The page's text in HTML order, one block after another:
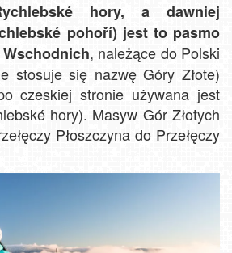
hory, a dawniej
pohoří) jest to pasmo
, należące do Polski
stosuje się nazwę Góry Złote)
czeskiej stronie używana jest
hory). Masyw Gór Złotych
Płoszczyna do Przełęczy